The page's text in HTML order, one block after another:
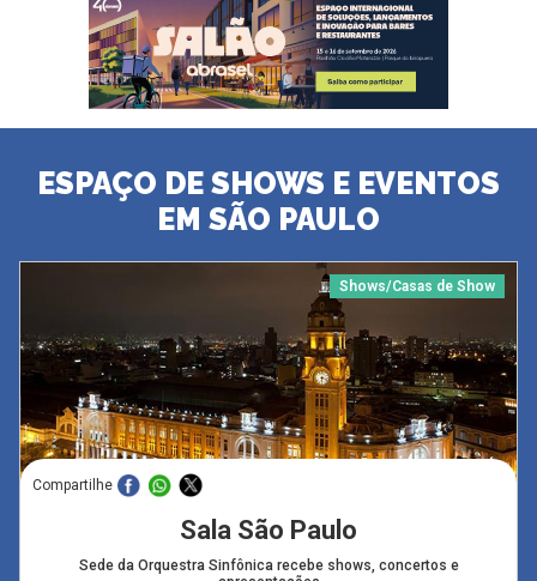
ESPAÇO DE SHOWS E EVENTOS
EM SÃO PAULO
Shows/Casas de Show
Compartilhe
Sala São Paulo
Sede da Orquestra Sinfônica recebe shows, concertos e